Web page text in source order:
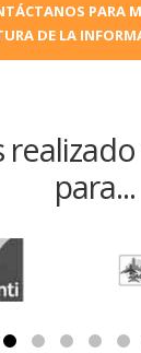
PARA
DE LA
realizado
para...